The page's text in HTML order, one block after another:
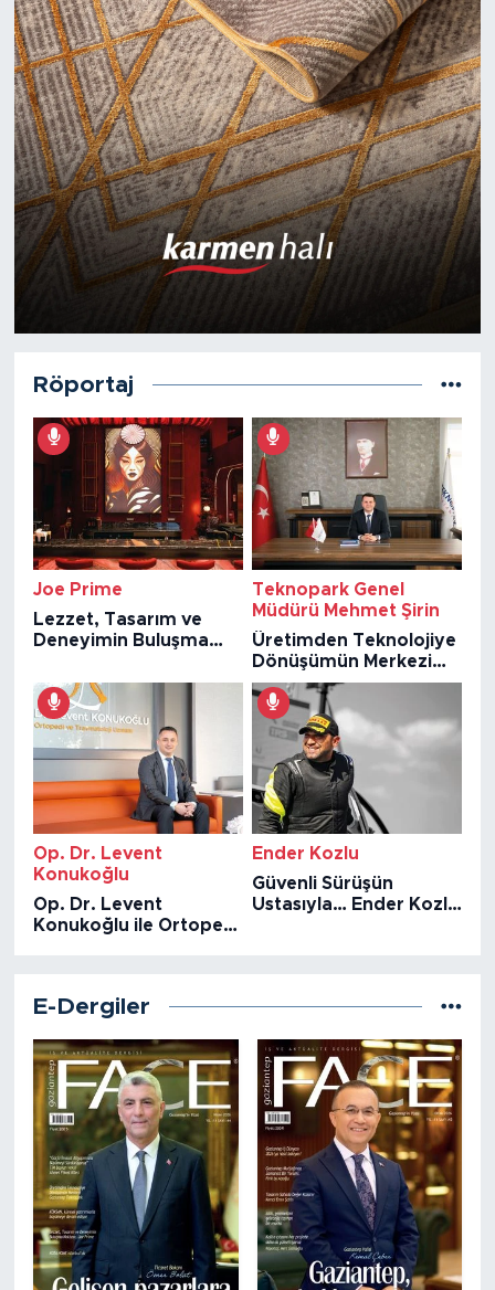
Röportaj
Joe Prime
Lezzet, Tasarım ve
Deneyimin Buluşma
Teknopark Genel
Müdürü Mehmet Şirin
Üretimden Teknolojiye
Dönüşümün Merkezi
Gaziantep Teknopark
Op. Dr. Levent
Konukoğlu
Op. Dr. Levent
Konukoğlu ile Ortopedi
Ender Kozlu
Güvenli Sürüşün
Ustasıyla… Ender Kozlu
E-Dergiler